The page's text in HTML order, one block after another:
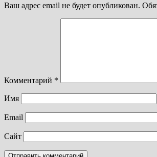
Ваш адрес email не будет опубликован.
Комментарий *
Имя
Email
Сайт